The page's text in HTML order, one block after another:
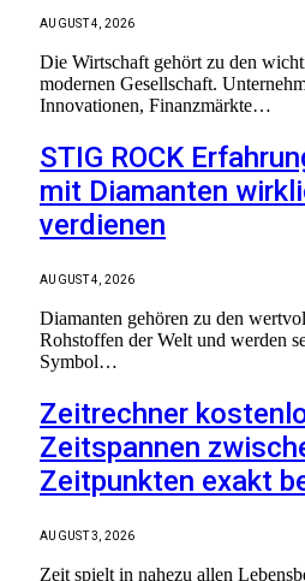
AUGUST 4, 2026
Die Wirtschaft gehört zu den
modernen Gesellschaft.
Innovationen, Finanzmärkte…
STIG ROCK
mit Diamanten
verdienen
AUGUST 4, 2026
Diamanten gehören zu den
Rohstoffen der Welt und werden
Symbol…
Zeitrechner
Zeitspannen
Zeitpunkten exakt
AUGUST 3, 2026
Zeit spielt in nahezu allen